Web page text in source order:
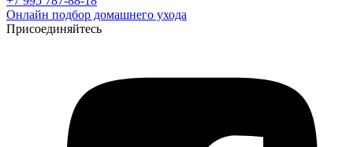
Онлайн подбор домашнего ухода
Присоединяйтесь